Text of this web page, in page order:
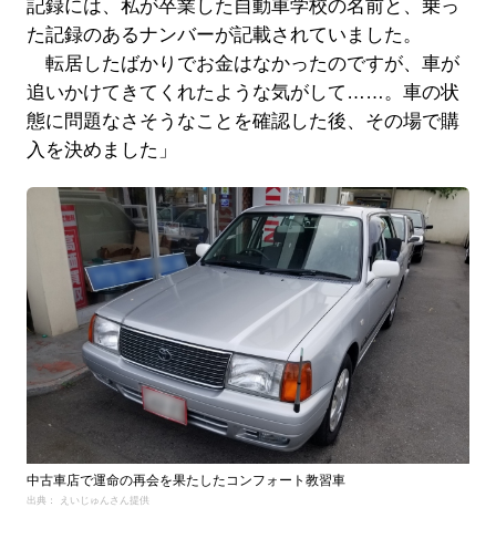
記録には、私が卒業した自動車学校の名前と、乗っ
た記録のあるナンバーが記載されていました。
転居したばかりでお金はなかったのですが、車が
追いかけてきてくれたような気がして……。車の状
態に問題なさそうなことを確認した後、その場で購
入を決めました」
中古車店で運命の再会を果たしたコンフォート教習車
出典： えいじゅんさん提供